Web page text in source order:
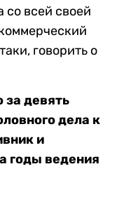
всей своей
говорить о
девять
дела к
и
годы ведения